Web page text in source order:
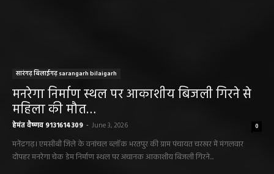
सारंगढ़ बिलाईगढ़ sarangarh bilaigarh
मनरेगा निर्माण स्थल पर आकाशीय बिजली गिरने से
महिला की मौत…
हेमंत वैष्णव 9131614309 - June 3, 2026 0
मनेंद्रगढ़। एमसीबी जिले के वनांचल ब्लॉक भरतपुर की ग्राम पंचायत चरखर में मंगलवार
दोपहर मनरेगा चेक डेम निर्माण स्थल पर अचानक आकाशीय बिजली गिरने...